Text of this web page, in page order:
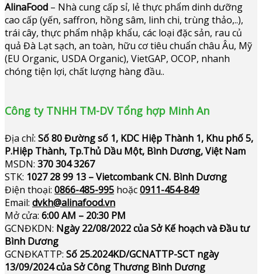
AlinaFood – Nhà cung cấp sỉ, lẻ thực phẩm dinh dưỡng
cao cấp (yến, saffron, hồng sâm, linh chi, trùng thảo,..),
trái cây, thực phẩm nhập khẩu, các loại đặc sản, rau củ
quả Đà Lạt sạch, an toàn, hữu cơ tiêu chuẩn châu Âu, Mỹ
(EU Organic, USDA Organic), VietGAP, OCOP, nhanh
chóng tiện lợi, chất lượng hàng đầu..
Công ty TNHH TM-DV Tổng hợp Minh An
Địa chỉ: Số 80 Đường số 1, KDC Hiệp Thành 1, Khu phố 5,
P.Hiệp Thành, Tp.Thủ Dầu Một, Bình Dương, Việt Nam
MSDN: 370 304 3267
STK: 1027 28 99 13 – Vietcombank CN. Bình Dương
Điện thoại: 0866-485-995 hoặc0911-454-849
Email: dvkh@alinafood.vn
Mở cửa: 6:00 AM – 20:30 PM
GCNĐKDN: Ngày 22/08/2022 của Sở Kế hoạch và Đầu tư
Bình Dương
GCNĐKATTP: Số 25.2024KD/GCNATTP-SCT ngày
13/09/2024 của Sở Công Thương Bình Dương